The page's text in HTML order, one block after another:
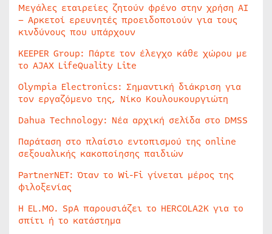
Μεγάλες εταιρείες ζητούν φρένο στην χρήση AI
– Αρκετοί ερευνητές προειδοποιούν για τους
κινδύνους που υπάρχουν
KEEPER Group: Πάρτε τον έλεγχο κάθε χώρου με
το AJAX LifeQuality Lite
Olympia Electronics: Σημαντική διάκριση για
τον εργαζόμενο της, Νίκο Κουλουκουργιώτη
Dahua Technology: Νέα αρχική σελίδα στο DMSS
Παράταση στο πλαίσιο εντοπισμού της online
σεξουαλικής κακοποίησης παιδιών
PartnerNET: Όταν το Wi-Fi γίνεται μέρος της
φιλοξενίας
Η EL.MO. SpA παρουσιάζει το HERCOLA2K για το
σπίτι ή το κατάστημα